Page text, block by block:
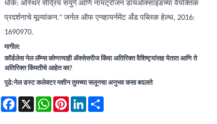
धोके: अस्थिर सेंद्रिय संयुगे आणि नायट्रोजन डायऑक्साइडच्या वैयक्तिक
प्रदर्शनाचे मूल्यांकन." जर्नल ऑफ एन्व्हायर्नमेंट अँड पब्लिक हेल्थ, 2016:
1690970.
मागील:
कॉर्डलेस नेल लॅम्प्स कोणत्याही ॲक्सेसरीज किंवा अतिरिक्त वैशिष्ट्यांसह येतात आणि ते
अतिरिक्त किंमतीचे आहेत का?
पुढे:नेल डस्ट कलेक्टर मशीन तुमच्या सलूनचा अनुभव कसा बदलते
Facebook
X WhatsAppPinterestLinkedIn